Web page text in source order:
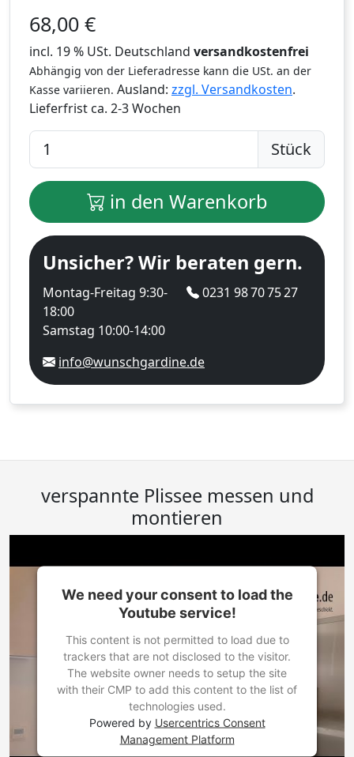
68,00 €
incl. 19 % USt. Deutschland versandkostenfrei
Abhängig von der Lieferadresse kann die USt. an der
Kasse variieren. Ausland: zzgl. Versandkosten.
Lieferfrist ca. 2-3 Wochen
Stück
in den Warenkorb
Unsicher? Wir beraten gern.
Montag-Freitag 9:30-
18:00
Samstag 10:00-14:00
0231 98 70 75 27
info@wunschgardine.de
verspannte Plissee messen und
montieren
We need your consent to load the
Youtube service!
This content is not permitted to load due to
trackers that are not disclosed to the visitor.
The website owner needs to setup the site
with their CMP to add this content to the list of
technologies used.
Powered by Usercentrics Consent
Management Platform